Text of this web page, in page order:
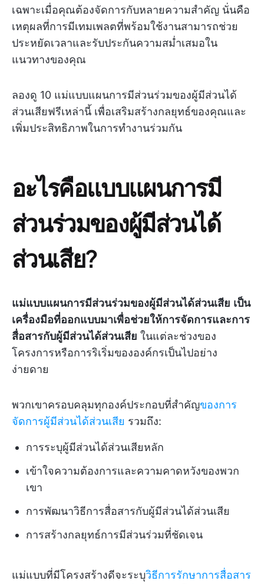
เฉพาะเมื่อคุณต้องจัดการกับหลายความสำคัญ นั่นคือ
เหตุผลที่การมีเทมเพลตที่พร้อมใช้งานสามารถช่วย
ประหยัดเวลาและรับประกันความสม่ำเสมอใน
แนวทางของคุณ
ลองดู 10 แม่แบบแผนการมีส่วนร่วมของผู้มีส่วนได้
ส่วนเสียฟรีเหล่านี้ เพื่อเสริมสร้างกลยุทธ์ของคุณและ
เพิ่มประสิทธิภาพในการทำงานร่วมกัน
อะไรคือแบบแผนการมี
ส่วนร่วมของผู้มีส่วนได้
ส่วนเสีย?
แม่แบบแผนการมีส่วนร่วมของผู้มีส่วนได้ส่วนเสีย เป็น
เครื่องมือที่ออกแบบมาเพื่อช่วยให้การจัดการและการ
สื่อสารกับผู้มีส่วนได้ส่วนเสีย ในแต่ละช่วงของ
โครงการหรือการริเริ่มขององค์กรเป็นไปอย่าง
ง่ายดาย
พวกเขาครอบคลุมทุกองค์ประกอบที่สำคัญของการ
จัดการผู้มีส่วนได้ส่วนเสีย รวมถึง:
การระบุผู้มีส่วนได้ส่วนเสียหลัก
เข้าใจความต้องการและความคาดหวังของพวก
เขา
การพัฒนาวิธีการสื่อสารกับผู้มีส่วนได้ส่วนเสีย
การสร้างกลยุทธ์การมีส่วนร่วมที่ชัดเจน
แม่แบบที่มีโครงสร้างดีจะระบุวิธีการรักษาการสื่อสาร